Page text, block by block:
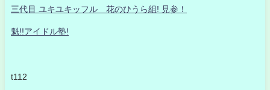
三代目 ユキユキッフル 花のひうら組! 見参！
魁!!アイドル塾!
t112